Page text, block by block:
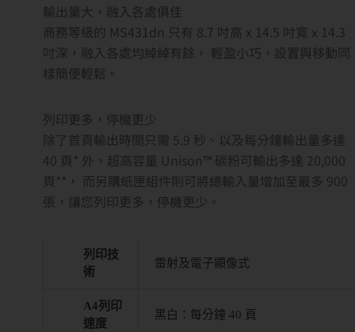
輸出量大，融入各處俱佳
商務等級的 MS431dn 只有 8.7 吋高 x 14.5 吋寬 x 14.3
吋深，融入各處均綽綽有餘， 輕盈小巧，設置與移動同
樣簡便輕鬆。
列印更多，停機更少
除了首頁輸出時間只需 5.9 秒、以及每分鐘輸出量多達
40 頁* 外，超高容量 Unison™ 碳粉可輸出多達 20,000
頁**， 而另購紙匣組件則可將總輸入量增加至最多 900
張，讓您列印更多，停機更少。
列印技
術
雷射及電子顯像式
A4列印
速度
黑白：每分鐘 40 頁